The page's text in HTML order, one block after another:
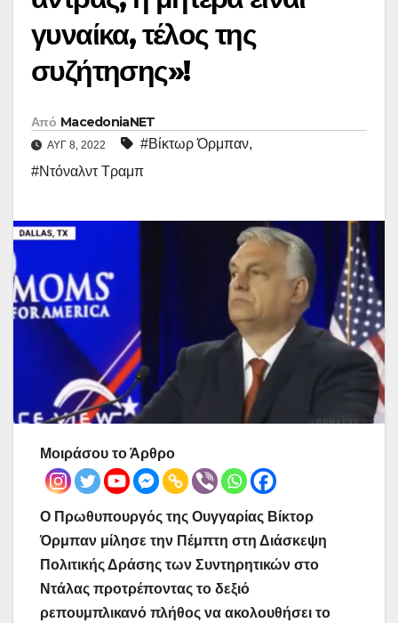
γυναίκα, τέλος της
συζήτησης»!
Από MacedoniaNET
ΑΥΓ 8, 2022 #Βίκτωρ Όρμπαν,
#Ντόναλντ Τραμπ
Μοιράσου το Άρθρο
Ο Πρωθυπουργός της Ουγγαρίας Βίκτορ
Όρμπαν μίλησε την Πέμπτη στη Διάσκεψη
Πολιτικής Δράσης των Συντηρητικών στο
Ντάλας προτρέποντας το δεξιό
ρεπουμπλικανό πλήθος να ακολουθήσει το